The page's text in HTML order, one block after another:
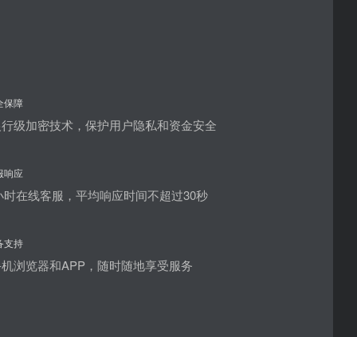
保障
级加密技术，保护用户隐私和资金安全
响应
时在线客服，平均响应时间不超过30秒
支持
浏览器和APP，随时随地享受服务